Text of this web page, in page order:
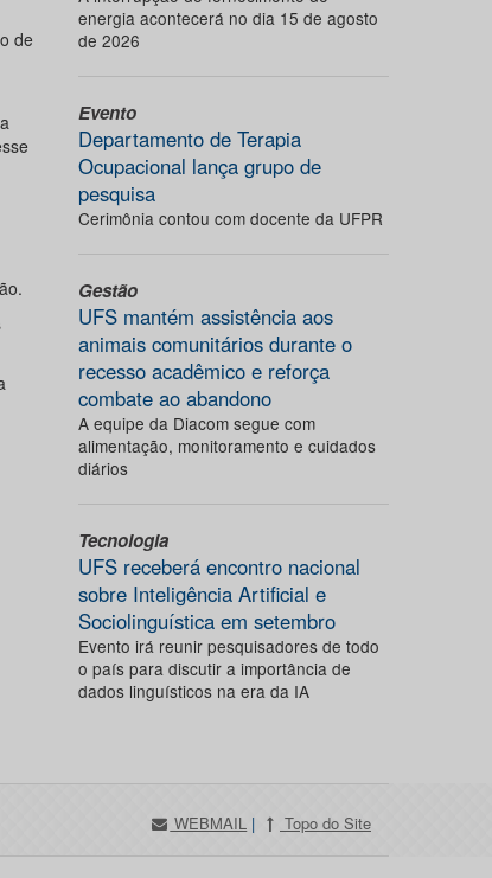
de
energia acontecerá no dia 15 de agosto
de 2026
Evento
Departamento de Terapia
Ocupacional lança grupo de
pesquisa
Cerimônia contou com docente da UFPR
Gestão
UFS mantém assistência aos
animais comunitários durante o
recesso acadêmico e reforça
combate ao abandono
A equipe da Diacom segue com
alimentação, monitoramento e cuidados
diários
Tecnologia
UFS receberá encontro nacional
sobre Inteligência Artificial e
Sociolinguística em setembro
Evento irá reunir pesquisadores de todo
o país para discutir a importância de
dados linguísticos na era da IA
WEBMAIL | Topo do Site